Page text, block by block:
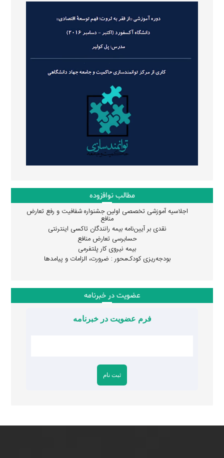
مطالب نوافزوده
اجلاسیه آموزشی تخصصی اولین جشنواره شفافیت و رفع تعارض
منافع
نقدی بر آیین‌نامه بیمه رانندگان تاکسی اینترنتی
حسابرسی تعارض منافع
بیمه نیروی کار پلتفرمی
بودجه‌ریزی کودک‌محور : ضرورت، الزامات و پیامدها
عضویت در خبرنامه
فرم عضویت در خبرنامه